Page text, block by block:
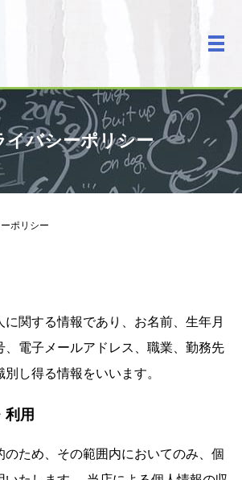
メ
イバシーポリシー
ポリシー
関する情報であり、お名前、生年月
、電子メールアドレス、職業、勤務先
し得る情報をいいます。
利用
のため、その範囲内においてのみ、個